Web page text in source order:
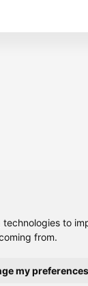
to
from.
my preferences